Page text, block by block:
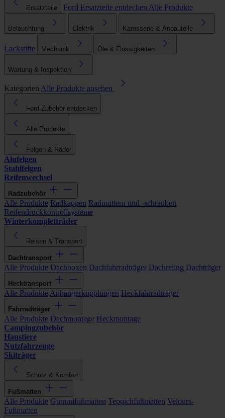
Ersatzteile Ford Ersatzteile entdecken Alle Produkte
Beleuchtung Elektrik Karosserie & Anbauteile
Lackstifte Mechanik Öle & Flüssigkeiten
Wartung & Inspektion
Kategorien Alle Produkte ansehen
Ford Zubehör entdecken
Alle Produkte
Felgen & Räder
Alufelgen
Stahlfelgen
Reifenwechsel
Radzubehör
Alle Produkte Radkappen Radmuttern und -schrauben
Reifendruckkontrollsysteme
Winterkompletträder
Reisen & Transport
Dachtransport
Alle Produkte Dachboxen Dachfahrradträger Dachreling Dachträger
Hecktransport
Alle Produkte Anhängerkupplungen Heckfahrradträger
Fahrradträger
Alle Produkte Dachmontage Heckmontage
Campingzubehör
Haustiere
Nutzfahrzeuge
Skiträger
Schutz & Komfort
Fußmatten
Alle Produkte Gummifußmatten Teppichfußmatten Velours-
Fußmatten